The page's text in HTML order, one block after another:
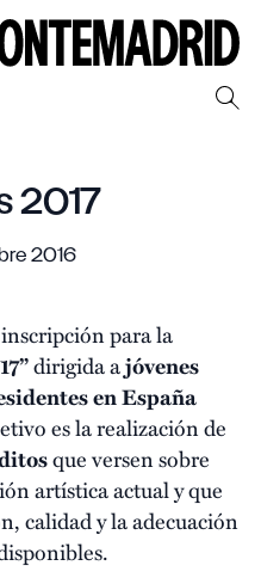
2017
2016
para la
dirigida ajóvenes
en España
es la realización de
que versen sobre
artística actual y que
calidad y la adecuación